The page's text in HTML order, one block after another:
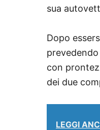
sua
Dopo
con
dei due
LEGGI